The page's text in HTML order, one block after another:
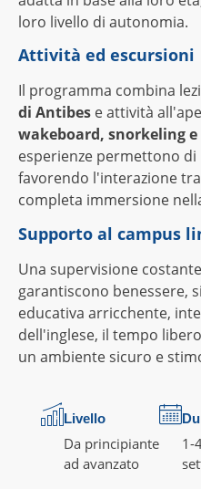
loro livello di autonomia.
Attività ed escursioni
Il programma combina
di Antibes e attività
wakeboard, snorkeling
esperienze permettono
favorendo l'interazione
completa immersione
Supporto al campus
Una supervisione
garantiscono benessere,
educativa arricchente,
dell'inglese, il tempo
un ambiente sicuro e
Livello
Da principiante
ad avanzato
1-